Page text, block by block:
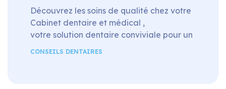
CONSEILS DENTAIRES
Découvrez les soins de qualité chez votre
Cabinet dentaire et médical ,
votre solution dentaire conviviale pour un